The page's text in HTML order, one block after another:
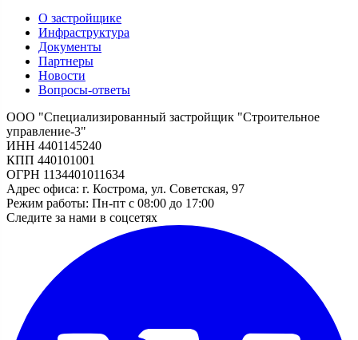
О застройщике
Инфраструктура
Документы
Партнеры
Новости
Вопросы-ответы
ООО "Специализированный застройщик "Строительное
управление-3"
ИНН 4401145240
КПП 440101001
ОГРН 1134401011634
Адрес офиса: г. Кострома, ул. Советская, 97
Режим работы: Пн-пт с 08:00 до 17:00
Следите за нами в соцсетях